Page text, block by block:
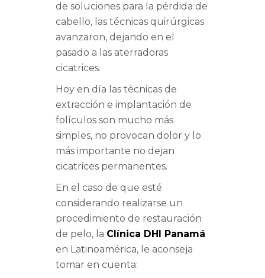
de soluciones para la pérdida de
cabello, las técnicas quirúrgicas
avanzaron, dejando en el
pasado a las aterradoras
cicatrices.
Hoy en día las técnicas de
extracción e implantación de
folículos son mucho más
simples, no provocan dolor y lo
más importante no dejan
cicatrices permanentes.
En el caso de que esté
considerando realizarse un
procedimiento de restauración
de pelo, la Clínica DHI Panamá
en Latinoamérica, le aconseja
tomar en cuenta: